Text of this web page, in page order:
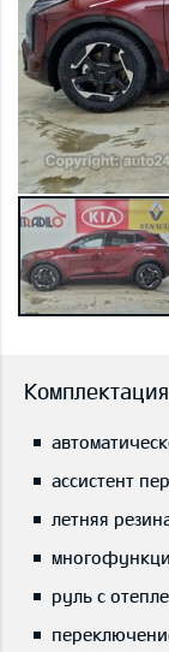
Комплектация
ассистент
летняя
руль с